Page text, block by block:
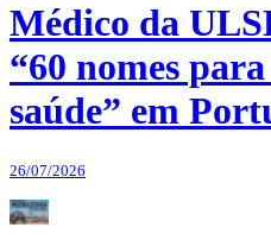
Médico da
“60 nomes
saúde” em
26/07/2026